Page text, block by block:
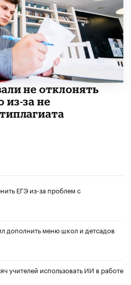
не отклонять
из-за не
ЕГЭ из-за проблем с
дополнить меню школ и детсадов
учителей использовать ИИ в работе